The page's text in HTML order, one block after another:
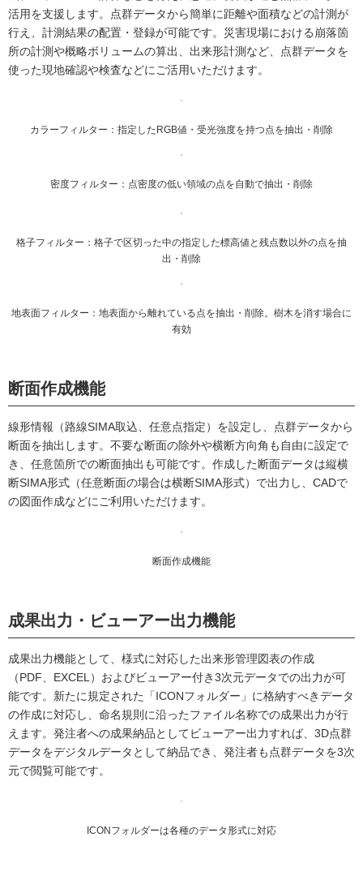
活用を支援します。点群データから簡単に距離や面積などの計測が
行え、計測結果の配置・登録が可能です。災害現場における崩落箇
所の計測や概略ボリュームの算出、出来形計測など、点群データを
使った現地確認や検査などにご活用いただけます。
カラーフィルター：指定したRGB値・受光強度を持つ点を抽出・削除
密度フィルター：点密度の低い領域の点を自動で抽出・削除
格子フィルター：格子で区切った中の指定した標高値と残点数以外の点を抽
出・削除
地表面フィルター：地表面から離れている点を抽出・削除。樹木を消す場合に
有効
断面作成機能
線形情報（路線SIMA取込、任意点指定）を設定し、点群データから
断面を抽出します。不要な断面の除外や横断方向角も自由に設定で
き、任意箇所での断面抽出も可能です。作成した断面データは縦横
断SIMA形式（任意断面の場合は横断SIMA形式）で出力し、CADで
の図面作成などにご利用いただけます。
断面作成機能
成果出力・ビューアー出力機能
成果出力機能として、様式に対応した出来形管理図表の作成
（PDF、EXCEL）およびビューアー付き3次元データでの出力が可
能です。新たに規定された「ICONフォルダー」に格納すべきデータ
の作成に対応し、命名規則に沿ったファイル名称での成果出力が行
えます。発注者への成果納品としてビューアー出力すれば、3D点群
データをデジタルデータとして納品でき、発注者も点群データを3次
元で閲覧可能です。
ICONフォルダーは各種のデータ形式に対応